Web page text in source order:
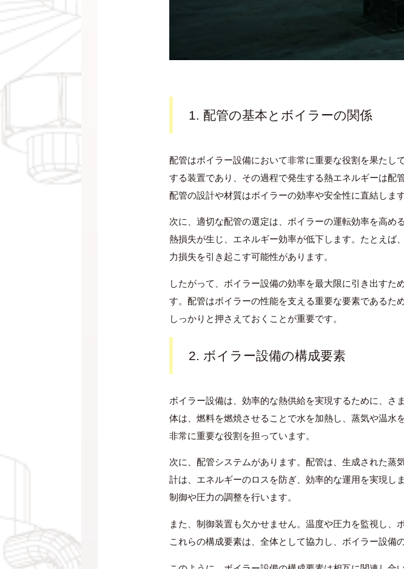
1. 配管の基本とボイラーの関係
配管はボイラー設備において非常に重要な役割を果た
する装置であり、その過程で発生する熱エネルギーは配
配管の設計や材質はボイラーの効率や安全性に直結します
次に、適切な配管の選定は、ボイラーの運転効率を高め
熱損失が生じ、エネルギー効率が低下します。たとえば
力損失を引き起こす可能性があります。
したがって、ボイラー設備の効率を最大限に引き出す
す。配管はボイラーの性能を支える重要な要素であるた
しっかりと押さえておくことが重要です。
2. ボイラー設備の構成要素
ボイラー設備は、効率的な熱供給を実現するために、さ
体は、燃料を燃焼させることで水を加熱し、蒸気や温水
非常に重要な役割を担っています。
次に、配管システムがあります。配管は、生成された
計は、エネルギーのロスを防ぎ、効率的な運用を実現し
制御や圧力の調整を行います。
また、制御装置も欠かせません。温度や圧力を監視し、
これらの構成要素は、全体として協力し、ボイラー設備